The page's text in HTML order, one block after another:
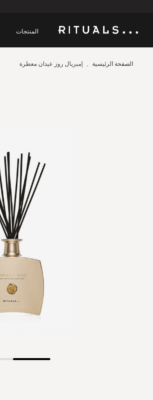
المنتجات
الصفحة الرئيسية إمبريال روز عيدان معطرة